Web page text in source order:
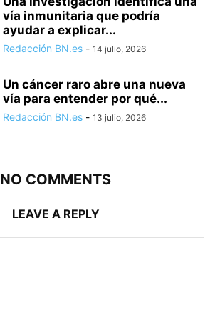
vía inmunitaria que podría
ayudar a explicar...
Redacción BN.es - 14 julio, 2026
Un cáncer raro abre una nueva
vía para entender por qué...
Redacción BN.es - 13 julio, 2026
NO COMMENTS
LEAVE A REPLY